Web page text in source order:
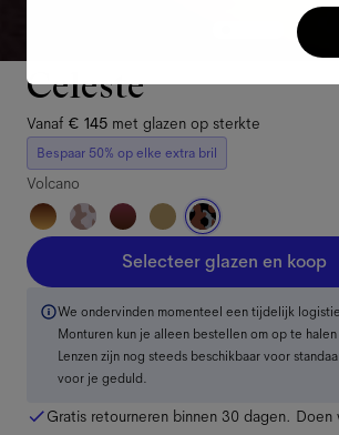
Celeste
Vanaf € 145 met glazen op sterkte
Bespaar 50% op elke extra bril
Volcano
Selecteer glazen en koop
We ondervinden momenteel een tijdelijk
Monturen kun je alleen bestellen om op te
Lenzen zijn nog steeds beschikbaar voor
voor je geduld.
Gratis retourneren binnen 30 dagen.